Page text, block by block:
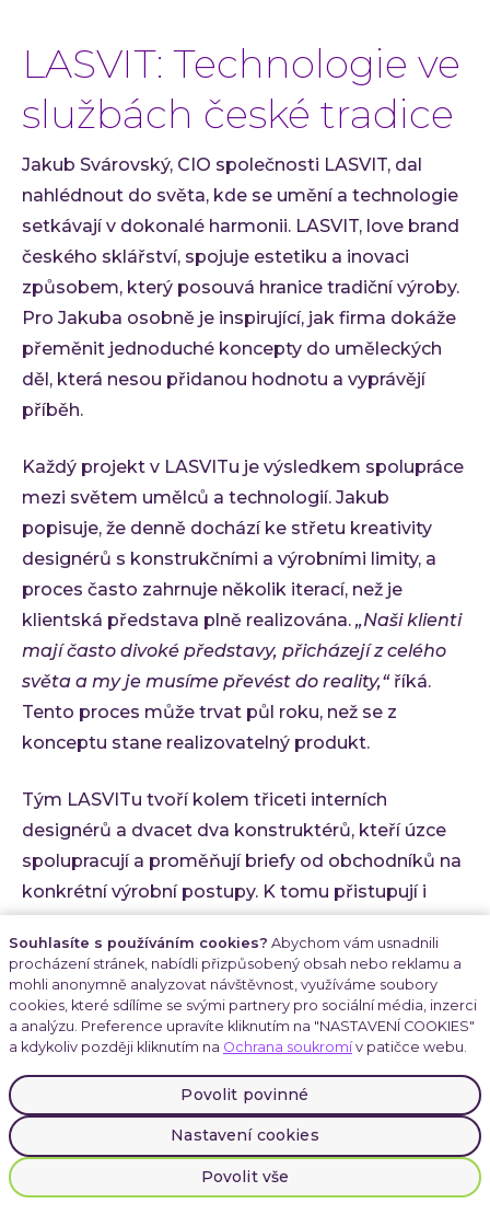
LASVIT: Technologie ve
službách české tradice
Jakub Svárovský, CIO společnosti LASVIT, dal
nahlédnout do světa, kde se umění a technologie
setkávají v dokonalé harmonii. LASVIT, love brand
českého sklářství, spojuje estetiku a inovaci
způsobem, který posouvá hranice tradiční výroby.
Pro Jakuba osobně je inspirující, jak firma dokáže
přeměnit jednoduché koncepty do uměleckých
děl, která nesou přidanou hodnotu a vyprávějí
příběh.
Každý projekt v LASVITu je výsledkem spolupráce
mezi světem umělců a technologií. Jakub
popisuje, že denně dochází ke střetu kreativity
designérů s konstrukčními a výrobními limity, a
proces často zahrnuje několik iterací, než je
klientská představa plně realizována. „Naši klienti
mají často divoké představy, přicházejí z celého
světa a my je musíme převést do reality,“říká.
Tento proces může trvat půl roku, než se z
konceptu stane realizovatelný produkt.
Tým LASVITu tvoří kolem třiceti interních
designérů a dvacet dva konstruktérů, kteří úzce
spolupracují a proměňují briefy od obchodníků na
konkrétní výrobní postupy. K tomu přistupují i
externí renomovaná designérská studia z Kanady,
Austrálie nebo Japonska. Každý projekt vyžaduje
precizní koordinaci mezi designem, technologií a
výrobou, aby výsledný produkt splnil nejen
estetické, ale i regulativní požadavky jednotlivých
destinací.
Jakub zdůrazňuje tři klíčové hodnoty, které řídí
firemní kulturu LASVITu: lásku k práci, inovaci a
odpovědnost.„Děláme všechno pro klienta, aby
Souhlasíte s používáním cookies? Abychom vám usnadnili
procházení stránek, nabídli přizpůsobený obsah nebo reklamu a
mohli anonymně analyzovat návštěvnost, využíváme soubory
cookies, které sdílíme se svými partnery pro sociální média, inzerci
a analýzu. Preference upravíte kliknutím na "NASTAVENÍ COOKIES"
a kdykoliv později kliknutím na Ochrana soukromív patičce webu.
Povolit povinné
Nastavení cookies
Povolit vše